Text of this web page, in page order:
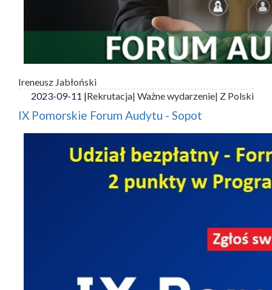
Ireneusz Jabłoński
2023-09-11 |Rekrutacja| Ważne wydarzenie| Z Polski
IX Pomorskie Forum Audytu - Sopot